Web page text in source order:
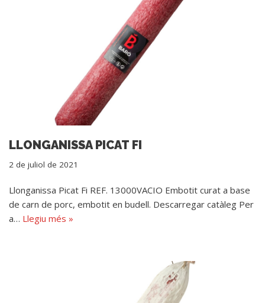
LLONGANISSA PICAT FI
2 de juliol de 2021
Llonganissa Picat Fi REF. 13000VACIO Embotit curat a base
de carn de porc, embotit en budell. Descarregar catàleg Per
a… Llegiu més »